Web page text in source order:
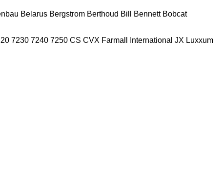
Belarus Bergstrom Berthoud Bill Bennett Bobcat
7230 7240 7250 CS CVX Farmall International JX Luxxum